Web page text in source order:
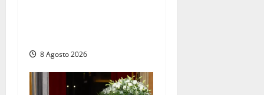
8 Agosto 2026